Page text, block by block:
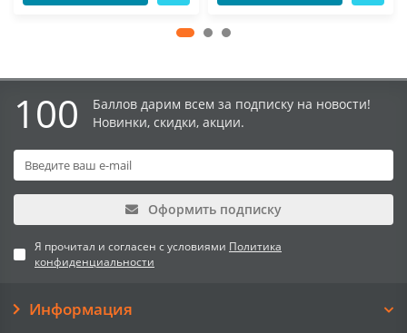
100
Баллов дарим всем за подписку на новости!
Новинки, скидки, акции.
Оформить подписку
Я прочитал и согласен с условиями Политика
конфиденциальности
Информация